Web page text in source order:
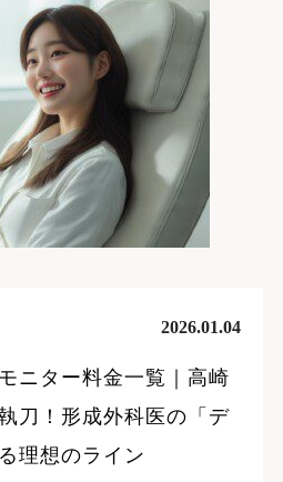
2026.01.04
ニター料金一覧｜高崎
刀！形成外科医の「デ
理想のライン